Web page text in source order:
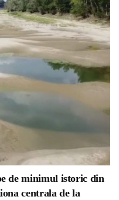
de minimul istoric din
centrala de la